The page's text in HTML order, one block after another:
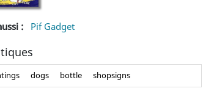
: Pif Gadget
dogs bottle shopsigns